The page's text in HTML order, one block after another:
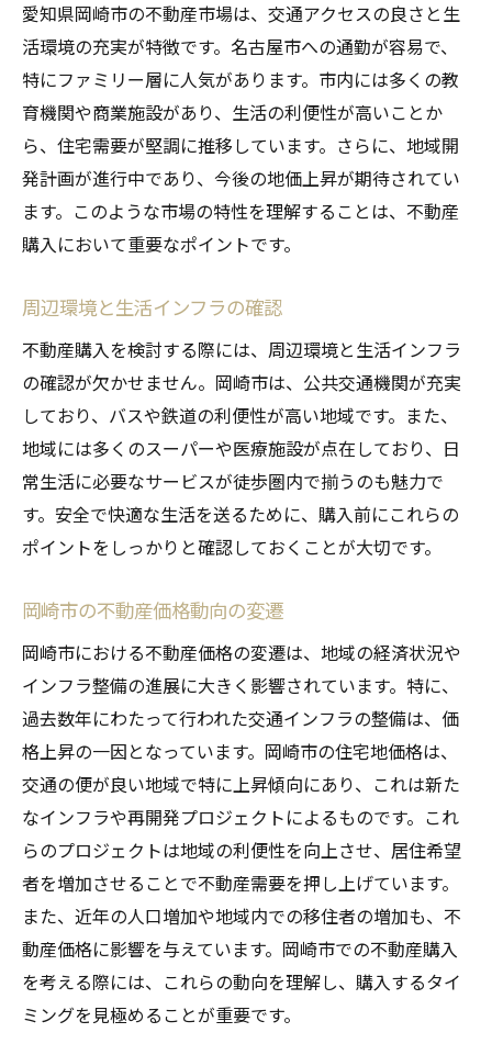
愛知県岡崎市の不動産市場は、交通アクセスの良さと生
活環境の充実が特徴です。名古屋市への通勤が容易で、
特にファミリー層に人気があります。市内には多くの教
育機関や商業施設があり、生活の利便性が高いことか
ら、住宅需要が堅調に推移しています。さらに、地域開
発計画が進行中であり、今後の地価上昇が期待されてい
ます。このような市場の特性を理解することは、不動産
購入において重要なポイントです。
周辺環境と生活インフラの確認
不動産購入を検討する際には、周辺環境と生活インフラ
の確認が欠かせません。岡崎市は、公共交通機関が充実
しており、バスや鉄道の利便性が高い地域です。また、
地域には多くのスーパーや医療施設が点在しており、日
常生活に必要なサービスが徒歩圏内で揃うのも魅力で
す。安全で快適な生活を送るために、購入前にこれらの
ポイントをしっかりと確認しておくことが大切です。
岡崎市の不動産価格動向の変遷
岡崎市における不動産価格の変遷は、地域の経済状況や
インフラ整備の進展に大きく影響されています。特に、
過去数年にわたって行われた交通インフラの整備は、価
格上昇の一因となっています。岡崎市の住宅地価格は、
交通の便が良い地域で特に上昇傾向にあり、これは新た
なインフラや再開発プロジェクトによるものです。これ
らのプロジェクトは地域の利便性を向上させ、居住希望
者を増加させることで不動産需要を押し上げています。
また、近年の人口増加や地域内での移住者の増加も、不
動産価格に影響を与えています。岡崎市での不動産購入
を考える際には、これらの動向を理解し、購入するタイ
ミングを見極めることが重要です。